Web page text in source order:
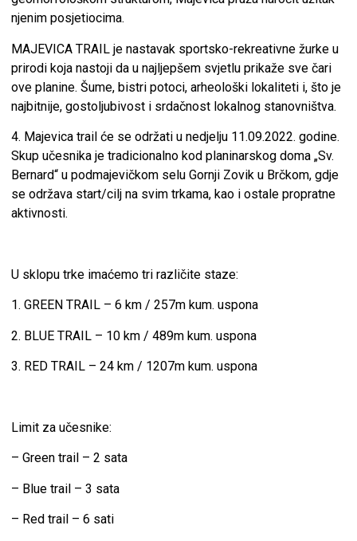
njenim posjetiocima.
MAJEVICA TRAIL je nastavak sportsko-rekreativne žurke u
prirodi koja nastoji da u najljepšem svjetlu prikaže sve čari
ove planine. Šume, bistri potoci, arheološki lokaliteti i, što je
najbitnije, gostoljubivost i srdačnost lokalnog stanovništva.
4. Majevica trail će se održati u nedjelju 11.09.2022. godine.
Skup učesnika je tradicionalno kod planinarskog doma „Sv.
Bernard“ u podmajevičkom selu Gornji Zovik u Brčkom, gdje
se održava start/cilj na svim trkama, kao i ostale propratne
aktivnosti.
U sklopu trke imaćemo tri različite staze:
1. GREEN TRAIL – 6 km / 257m kum. uspona
2. BLUE TRAIL – 10 km / 489m kum. uspona
3. RED TRAIL – 24 km / 1207m kum. uspona
Limit za učesnike:
– Green trail – 2 sata
– Blue trail – 3 sata
– Red trail – 6 sati